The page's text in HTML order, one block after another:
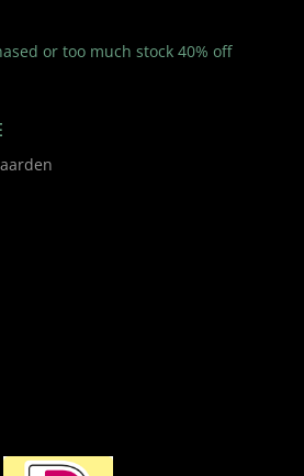
or too much stock 40% off